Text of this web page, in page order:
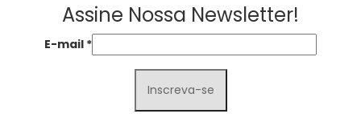
Assine Nossa Newsletter!
E-mail *